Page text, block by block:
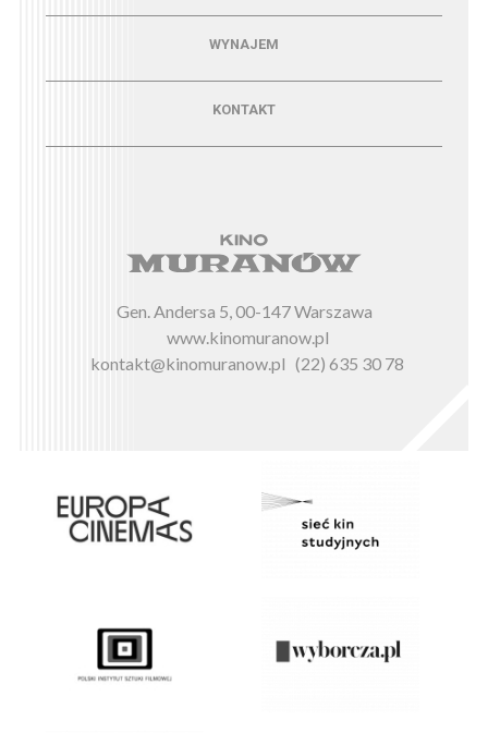
Menu - wynajemWYNAJEM
KONTAKT
Gen. Andersa 5, 00-147 Warszawa
www.kinomuranow.pl
kontakt@kinomuranow.pl (22) 635 30 78